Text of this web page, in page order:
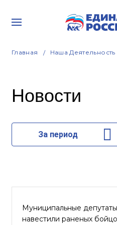
Главная Наша Деятельность
Новости
За период
Муниципальные
навестили раненых